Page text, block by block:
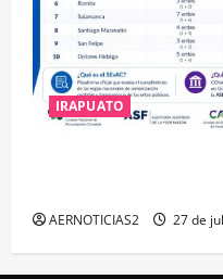
IRAPUATO
AERNOTICIAS2 27 de